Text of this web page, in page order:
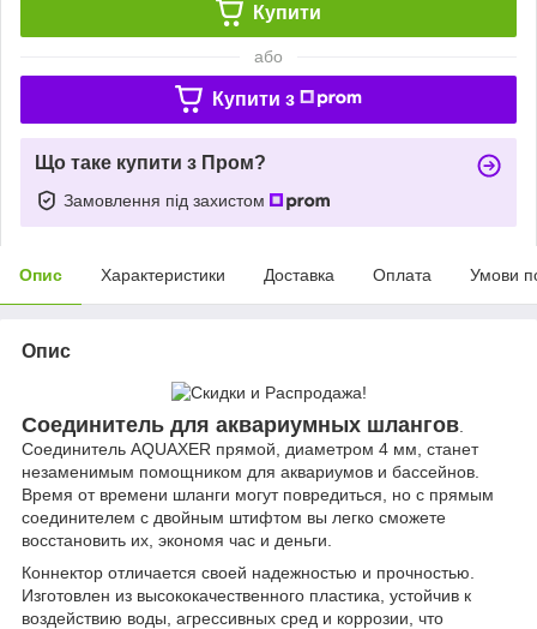
Купити
або
Купити з
Що таке купити з Пром?
Замовлення під захистом
Опис Характеристики Доставка Оплата Умови
Опис
Соединитель для аквариумных шлангов
Соединитель AQUAXER прямой, диаметром 4 мм, станет
незаменимым помощником для аквариумов и бассейнов.
Время от времени шланги могут повредиться, но с прямым
соединителем с двойным штифтом вы легко сможете
восстановить их, экономя час и деньги.
Коннектор отличается своей надежностью и прочностью.
Изготовлен из высококачественного пластика, устойчив к
воздействию воды, агрессивных сред и коррозии, что